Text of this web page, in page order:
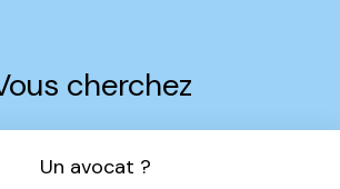
cherchez
Un avocat ?